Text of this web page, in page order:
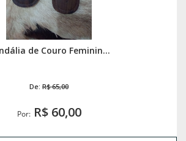
de Couro Feminin...
De: R$ 65,00
Por:R$ 60,00